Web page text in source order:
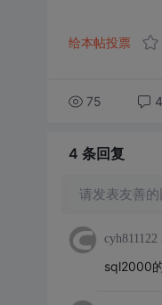
给本帖投票
75 4
4 条回复
请发表友善
cyh811122
sql2000